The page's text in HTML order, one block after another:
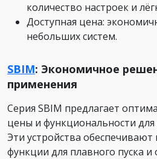
количество настроек и
Доступная цена:
небольших систем.
SBIM: Экономичное
применения
Серия SBIM предлагает
цены и функциональности
Эти устройства
функции для плавного пуска и